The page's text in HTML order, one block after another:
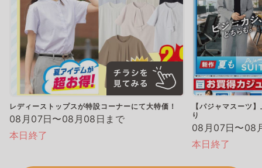
レディーストップスが特設コーナーにて大特価！
08月07日〜08月08日まで
本日終了
【パジャマスーツ
り
08月07日〜08
本日終了